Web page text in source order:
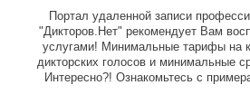
Портал удаленной записи
"Дикторов.Нет" рекомендует Вам
услугами! Минимальные тарифы на
дикторских голосов и минимальные
Интересно?! Ознакомьтесь с